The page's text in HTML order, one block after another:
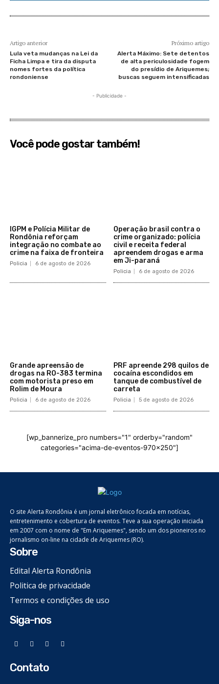
Artigo anterior
Lula veta mudanças na Lei da
Ficha Limpa e tira da disputa
nomes fortes da política
rondoniense
Próximo artigo
Alerta Máximo: Sete detentos
de alta periculosidade fogem
do presídio de Ariquemes;
buscas seguem intensificadas
- Publicidade -
Você pode gostar também!
IGPM e Polícia Militar de
Rondônia reforçam
integração no combate ao
crime na faixa de fronteira
Policia 6 de agosto de 2026
Operação brasil contra o
crime organizado: polícia
civil e receita federal
apreendem drogas e arma
em Ji-paraná
Policia 6 de agosto de 2026
Grande apreensão de
drogas na RO-383 termina
com motorista preso em
Rolim de Moura
Policia 6 de agosto de 2026
PRF apreende 298 quilos de
cocaína escondidos em
tanque de combustível de
carreta
Policia 5 de agosto de 2026
[wp_bannerize_pro numbers="1" orderby="random"
categories="acima-de-eventos-970x250"]
O site Alerta Rondônia é um jornal eletrônico focada em notícias,
entretenimento e cobertura de eventos. Teve a sua operação iniciada
em 2007 com o nome de "Em Ariquemes", sendo um dos pioneiros no
jornalismo on-line na cidade de Ariquemes (RO).
Sobre
Edital Alerta Rondônia
Politica de privacidade
Termos e condições de uso
Siga-nos
Contato